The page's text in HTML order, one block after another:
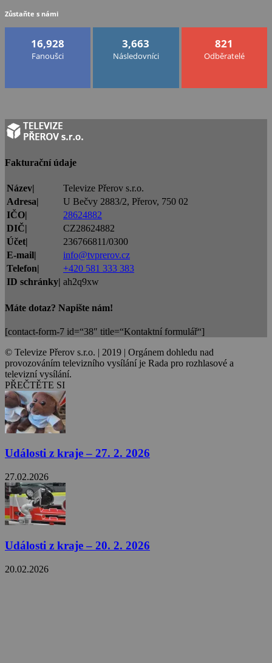
Zůstaňte s námi
16,928
Fanoušci
3,663
Následovníci
821
Odběratelé
Fakturační údaje
Název|
Televize Přerov s.r.o.
Adresa|
U Bečvy 2883/2, Přerov, 750 02
IČO|
28624882
DIČ|
CZ28624882
Účet|
236766811/0300
E-mail|
info@tvprerov.cz
Telefon|
+420 581 333 383
ID schránky| ah2q9xw
Máte dotaz? Napište nám!
[contact-form-7 id=“38″ title=“Kontaktní formulář“]
© Televize Přerov s.r.o. | 2019 | Orgánem dohledu nad
provozováním televizního vysílání je Rada pro rozhlasové a
televizní vysílání.
PŘEČTĚTE SI
Události z kraje – 27. 2. 2026
27.02.2026
Události z kraje – 20. 2. 2026
20.02.2026